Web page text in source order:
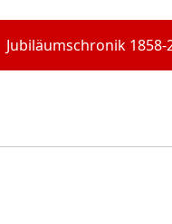
Jubiläumschronik 1858-